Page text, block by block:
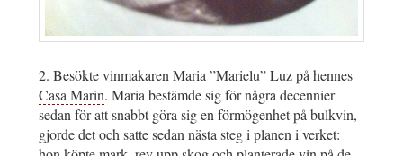
2. Besökte vinmakaren Maria ”Marielu” Luz på hennes
Casa Marin. Maria bestämde sig för några decennier
sedan för att snabbt göra sig en förmögenhet på bulkvin,
gjorde det och satte sedan nästa steg i planen i verket: